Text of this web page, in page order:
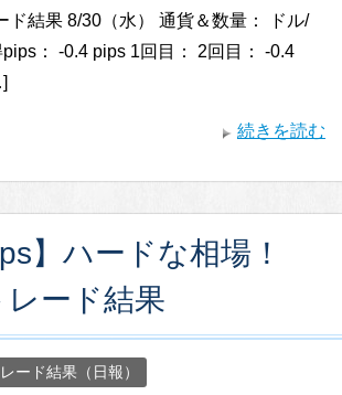
ド結果 8/30（水） 通貨＆数量： ドル/
： -0.4 pips 1回目： 2回目： -0.4
続きを読む
】ハードな相場！
ード結果
レード結果（日報）